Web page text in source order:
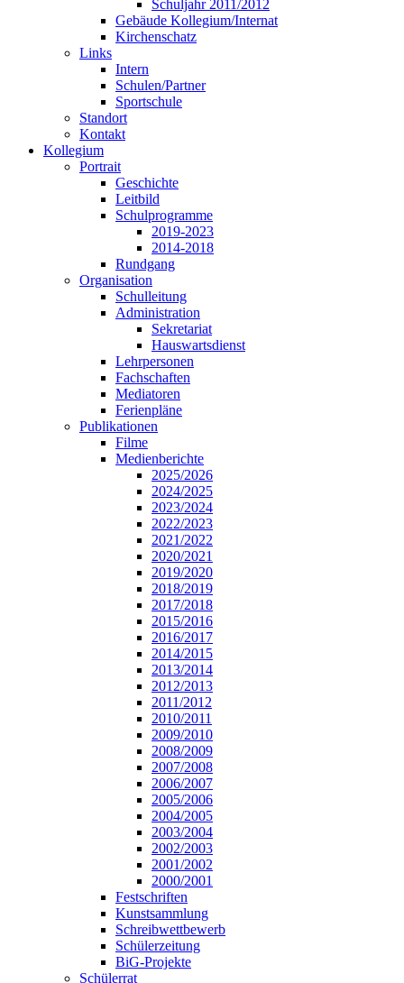
Schuljahr 2011/2012
Gebäude Kollegium/Internat
Kirchenschatz
Links
Intern
Schulen/Partner
Sportschule
Standort
Kontakt
Kollegium
Portrait
Geschichte
Leitbild
Schulprogramme
2019-2023
2014-2018
Rundgang
Organisation
Schulleitung
Administration
Sekretariat
Hauswartsdienst
Lehrpersonen
Fachschaften
Mediatoren
Ferienpläne
Publikationen
Filme
Medienberichte
2025/2026
2024/2025
2023/2024
2022/2023
2021/2022
2020/2021
2019/2020
2018/2019
2017/2018
2015/2016
2016/2017
2014/2015
2013/2014
2012/2013
2011/2012
2010/2011
2009/2010
2008/2009
2007/2008
2006/2007
2005/2006
2004/2005
2003/2004
2002/2003
2001/2002
2000/2001
Festschriften
Kunstsammlung
Schreibwettbewerb
Schülerzeitung
BiG-Projekte
Schülerrat